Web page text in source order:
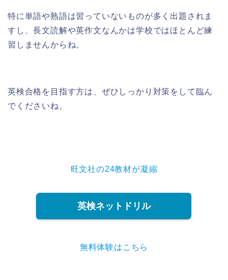
特に単語や熟語は習っていないものが多く出題されま
すし、長文読解や英作文なんかは学校ではほとんど練
習しませんからね。
英検合格を目指す方は、ぜひしっかり対策をして臨ん
でくださいね。
旺文社の24教材が凝縮
英検ネットドリル
無料体験はこちら